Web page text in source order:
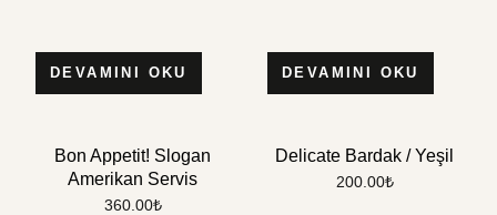
DEVAMINI OKU
Bon Appetit! Slogan
Amerikan Servis
360.00₺
DEVAMINI OKU
Delicate Bardak / Yeşil
200.00₺